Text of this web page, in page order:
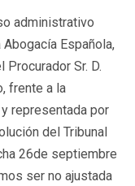
administrativo
Española,
Sr. D.
frente a la
representada por
del Tribunal
26de septiembre
ser no ajustada